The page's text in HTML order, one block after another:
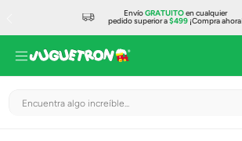
EnvíoGRATUITOen cualquier
pedido superior a$499¡Compra ahora!
Encuentra algo increíble...